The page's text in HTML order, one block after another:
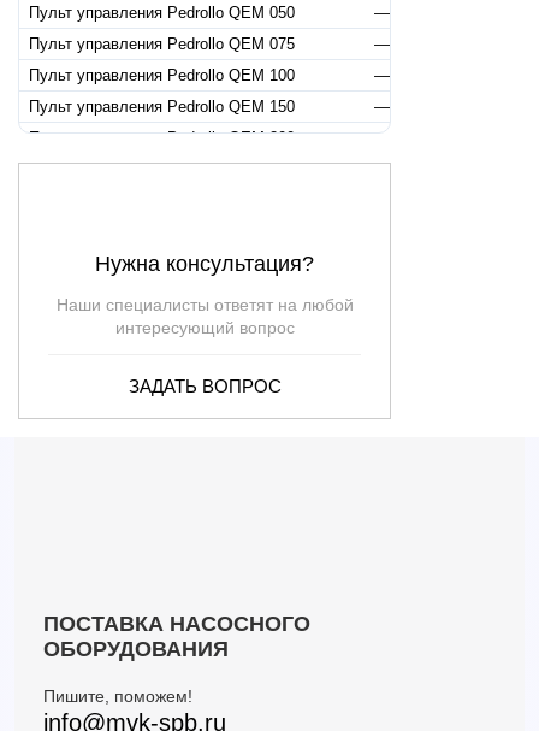
Пульт управления Pedrollo QEM 050
—
Пульт управления Pedrollo QEM 075
—
Пульт управления Pedrollo QEM 100
—
Пульт управления Pedrollo QEM 150
—
Пульт управления Pedrollo QEM 200
—
Пульт управления Pedrollo QEM 300
—
Пульт управления Pedrollo QEM/3-100
Нужна консультация?
Наши специалисты ответят на любой
интересующий вопрос
ЗАДАТЬ ВОПРОС
ПОСТАВКА НАСОСНОГО
ОБОРУДОВАНИЯ
Пишите, поможем!
info@mvk-spb.ru